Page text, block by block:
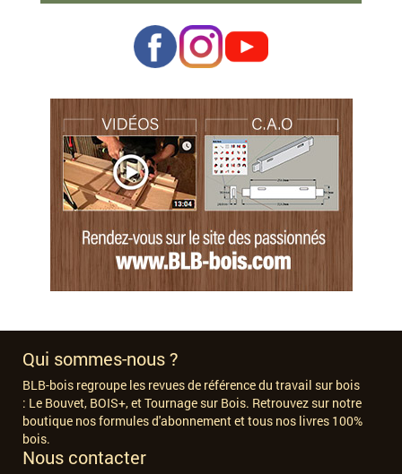
Qui sommes-nous ?
BLB-bois regroupe les revues de référence du travail sur bois
: Le Bouvet, BOIS+, et Tournage sur Bois. Retrouvez sur notre
boutique nos formules d'abonnement et tous nos livres 100%
bois.
Nous contacter